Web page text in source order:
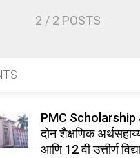
2 / 2 POSTS
PMC Scholarship
दोन शैक्षणिक
आणि 12 वी उत्तीर्ण